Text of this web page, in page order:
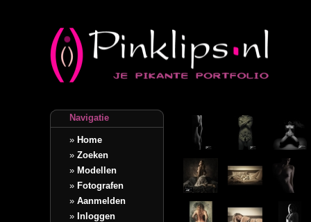
Navigatie
» Home
» Zoeken
» Modellen
» Fotografen
» Aanmelden
» Inloggen